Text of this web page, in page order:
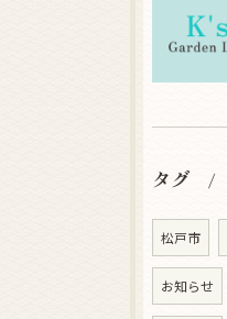
タグ
松戸市
お知らせ